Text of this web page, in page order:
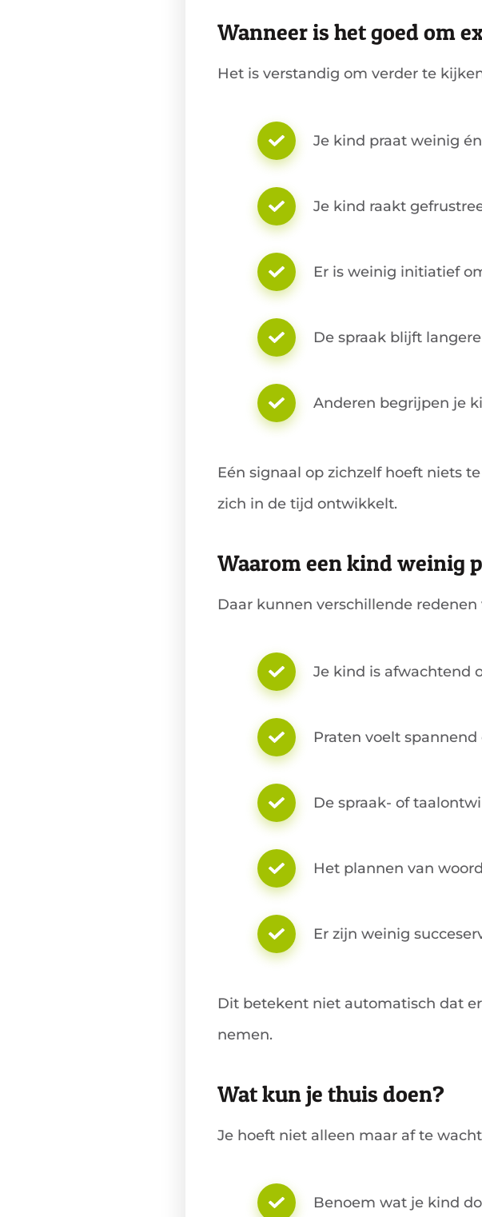
Wanneer is het goed om
Het is verstandig om verder te
Je kind praat weinig
Je kind raakt
Er is weinig initiatief
De spraak blijft
Anderen begrijpen je
Eén signaal op zichzelf hoeft niets
zich in de tijd ontwikkelt.
Waarom een kind weinig
Daar kunnen verschillende redenen
Je kind is afwachtend
Praten voelt
De spraak- of
Het plannen van
Er zijn weinig
Dit betekent niet automatisch dat
nemen.
Wat kun je thuis doen?
Je hoeft niet alleen maar af te
Benoem wat je kind